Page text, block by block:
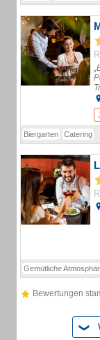
Biergarten Catering
Gemütliche
Bewertungen